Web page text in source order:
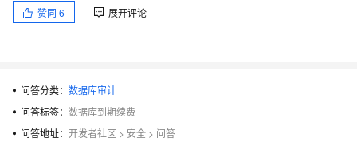
赞同 6 展开评论
问答分类： 数据库审计
问答标签： 数据库到期续费
问答地址： 开发者社区 > 安全 > 问答